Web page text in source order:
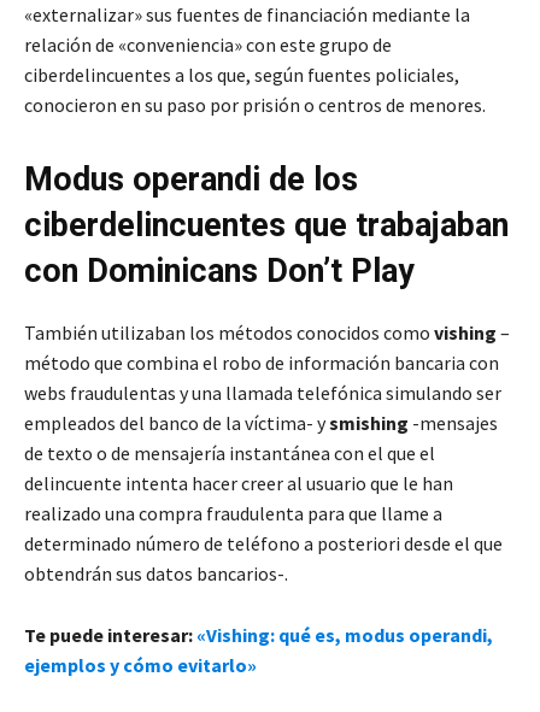
«externalizar» sus fuentes de financiación mediante la
relación de «conveniencia» con este grupo de
ciberdelincuentes a los que, según fuentes policiales,
conocieron en su paso por prisión o centros de menores.
Modus operandi de los
ciberdelincuentes que trabajaban
con Dominicans Don’t Play
También utilizaban los métodos conocidos como vishing –
método que combina el robo de información bancaria con
webs fraudulentas y una llamada telefónica simulando ser
empleados del banco de la víctima- ysmishing -mensajes
de texto o de mensajería instantánea con el que el
delincuente intenta hacer creer al usuario que le han
realizado una compra fraudulenta para que llame a
determinado número de teléfono a posteriori desde el que
obtendrán sus datos bancarios-.
Te puede interesar: «Vishing: qué es, modus operandi,
ejemplos y cómo evitarlo»